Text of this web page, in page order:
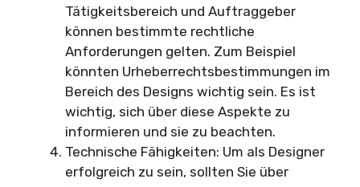
Tätigkeitsbereich und Auftraggeber
können bestimmte rechtliche
Anforderungen gelten. Zum Beispiel
könnten Urheberrechtsbestimmungen im
Bereich des Designs wichtig sein. Es ist
wichtig, sich über diese Aspekte zu
informieren und sie zu beachten.
Technische Fähigkeiten: Um als Designer
erfolgreich zu sein, sollten Sie über